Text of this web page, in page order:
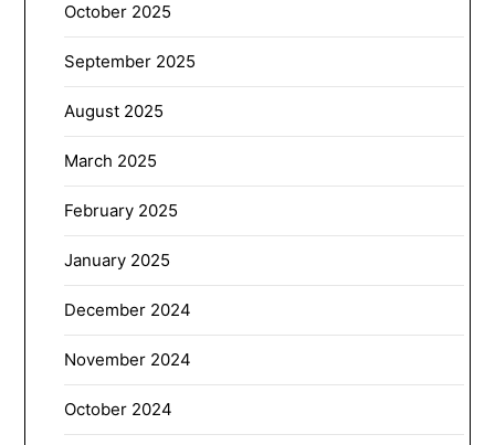
October 2025
September 2025
August 2025
March 2025
February 2025
January 2025
December 2024
November 2024
October 2024